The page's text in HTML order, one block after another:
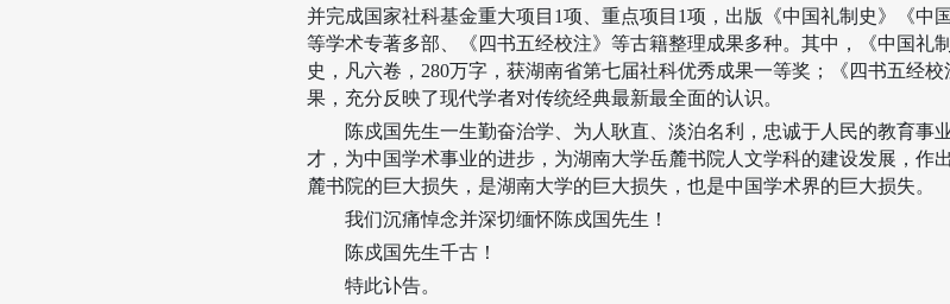
并完成国家社科基金重大项目 1项、重点项目 1项，出版《中国礼制史》《中
等学术专著多部、《四书五经校注》等古籍整理成果多种。其中，《中国礼
史，凡六卷， 280万字，获湖南省第七届社科优秀成果一等奖；《四书五经
果，充分反映了现代学者对传统经典最新最全面的认识。
陈戍国先生一生勤奋治学、为人耿直、淡泊名利，忠诚于人民的教育事
才，为中国学术事业的进步，为湖南大学岳麓书院人文学科的建设发展，作
麓书院的巨大损失，是湖南大学的巨大损失，也是中国学术界的巨大损失。
我们沉痛悼念并深切缅怀陈戍国先生！
陈戍国先生千古！
特此讣告。